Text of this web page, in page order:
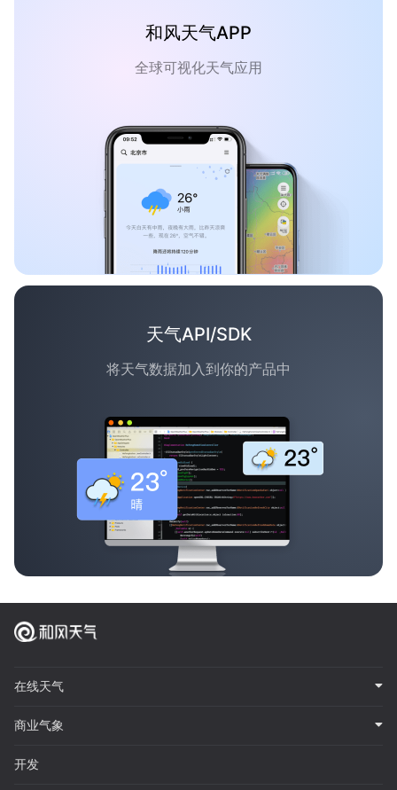
和风天气APP
全球可视化天气应用
天气API/SDK
将天气数据加入到你的产品中
在线天气
商业气象
开发